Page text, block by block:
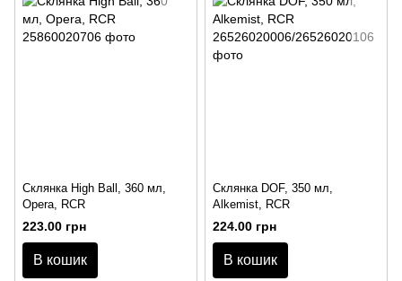
Склянка High Ball, 360 мл,
Opera, RCR
223.00 грн
В кошик
Склянка DOF, 350 мл,
Alkemist, RCR
224.00 грн
В кошик